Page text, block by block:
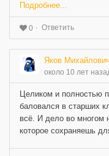
Подробнее...
0 Ответить
Яков
около 10 лет
Целиком и полностью
баловался в старших
всё. И дело во многом
которое сохраняешь